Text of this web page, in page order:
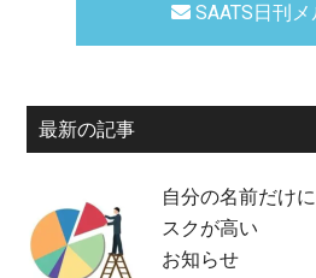
SAATS日刊
最新の記事
自分の名前だけ
スクが高い
お知らせ